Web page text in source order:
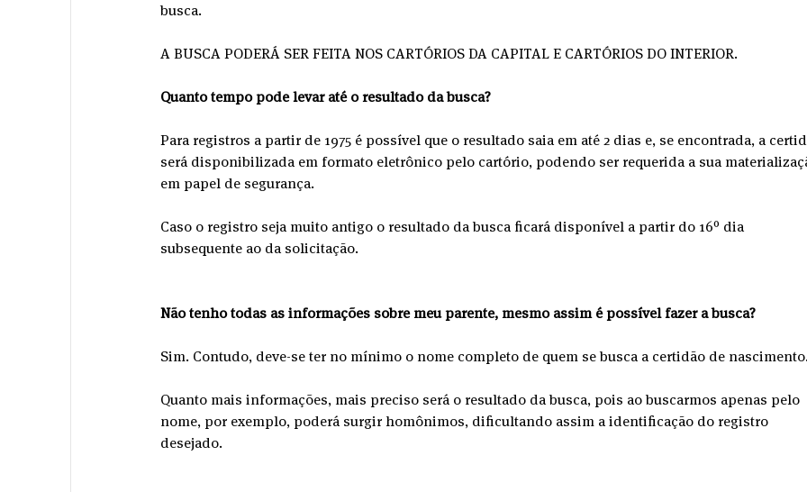
busca.
A BUSCA PODERÁ SER FEITA NOS CARTÓRIOS DA CAPITAL E CARTÓRIOS DO INTERIOR.
Quanto tempo pode levar até o resultado da busca?
Para registros a partir de 1975 é possível que o resultado saia em até 2 dias e, se encontrada, a
será disponibilizada em formato eletrônico pelo cartório, podendo ser requerida a sua
em papel de segurança.
Caso o registro seja muito antigo o resultado da busca ficará disponível a partir do 16º dia
subsequente ao da solicitação.
Não tenho todas as informações sobre meu parente, mesmo assim é possível fazer a busca?
Sim. Contudo, deve-se ter no mínimo o nome completo de quem se busca a certidão de
Quanto mais informações, mais preciso será o resultado da busca, pois ao buscarmos apenas pelo
nome, por exemplo, poderá surgir homônimos, dificultando assim a identificação do registro
desejado.